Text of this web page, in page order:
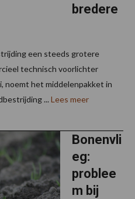
bredere
een steeds grotere
technisch voorlichter
noemt het middelenpakket in
... Lees meer
Bonenvli
eg:
problee
m bij